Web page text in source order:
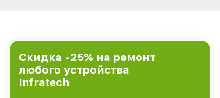
Скидка -25% на ремонт
любого устройства
Infratech